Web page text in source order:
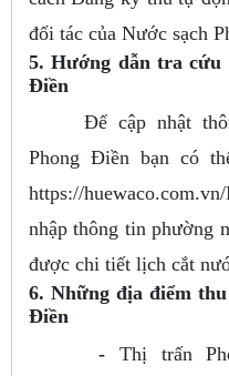
đối tác của Nước sạch
5. Hướng dẫn tra cứu
Điền
Để cập nhật
Phong Điền bạn có
https://
nhập thông tin phường
được chi tiết lịch cắt
6. Những địa điểm
Điền
- Thị trấn